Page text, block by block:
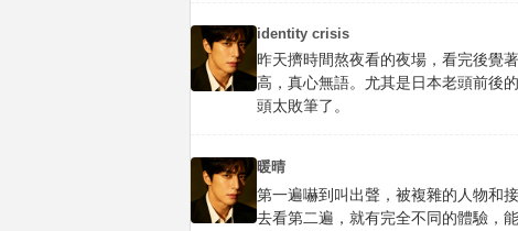
identity crisis
昨天擠時間熬夜看的夜場，看完後覺
高，真心無語。尤其是日本老頭前後
頭太敗筆了。
暖晴
第一遍嚇到叫出聲，被複雜的人物和
去看第二遍，就有完全不同的體驗，